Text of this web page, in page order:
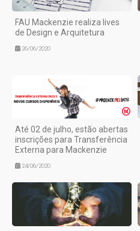
FAU Mackenzie realiza lives
de Design e Arquitetura
26/06/2020
Até 02 de julho, estão abertas
inscrições para Transferência
Externa para Mackenzie
24/06/2020